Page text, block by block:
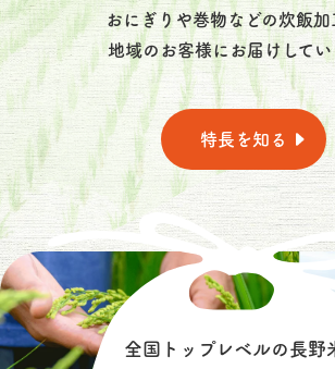
おにぎりや巻物などの炊飯加
地域のお客様にお届けしてい
特長を知る
全国トップレベルの長野